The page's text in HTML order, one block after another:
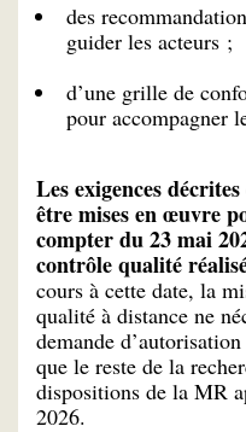
des
guider les acteurs ;
d’une grille de
pour accompagner
Les exigences
être mises en œuvre
compter du 23 mai
contrôle qualité
cours à cette date, la
qualité à distance ne
demande
que le reste de la
dispositions de la MR
2026.